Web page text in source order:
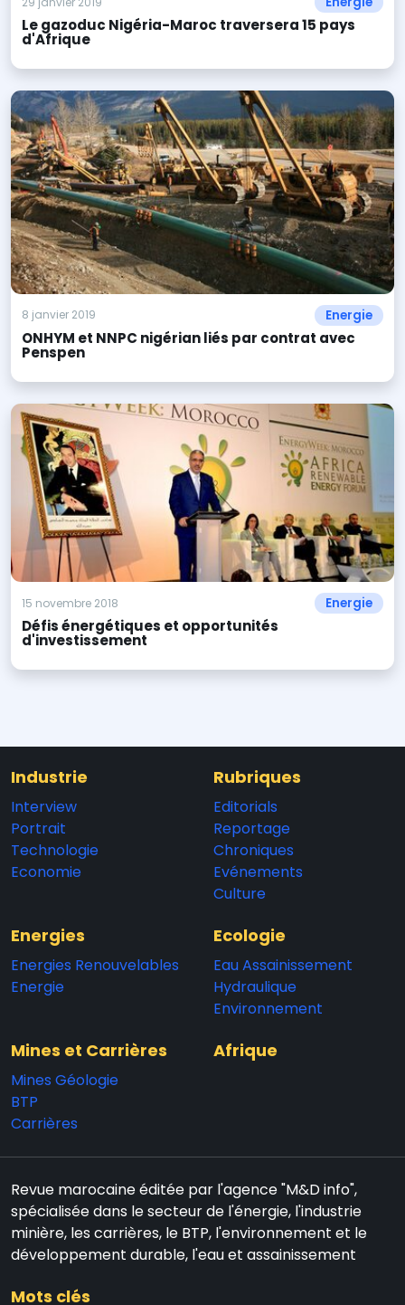
Le gazoduc Nigéria-Maroc traversera 15 pays
d'Afrique
8 janvier 2019 Energie
ONHYM et NNPC nigérian liés par contrat avec
Penspen
15 novembre 2018 Energie
Défis énergétiques et opportunités
d'investissement
Industrie
Interview
Portrait
Technologie
Economie
Rubriques
Editorials
Reportage
Chroniques
Evénements
Culture
Energies
Energies Renouvelables
Energie
Ecologie
Eau Assainissement
Hydraulique
Environnement
Mines et Carrières
Mines Géologie
BTP
Carrières
Afrique
Revue marocaine éditée par l'agence "M&D info",
spécialisée dans le secteur de l'énergie, l'industrie
minière, les carrières, le BTP, l'environnement et le
développement durable, l'eau et assainissement
Mots clés